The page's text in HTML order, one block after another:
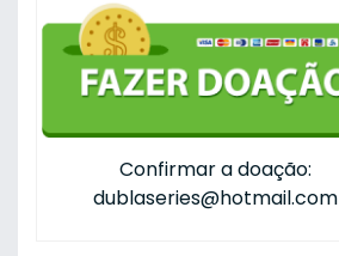
Confirmar a doação:
dublaseries@hotmail.com